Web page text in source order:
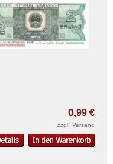
0,99 €
zzgl. Versand